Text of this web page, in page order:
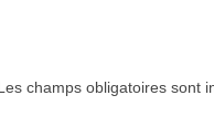
champs obligatoires sont